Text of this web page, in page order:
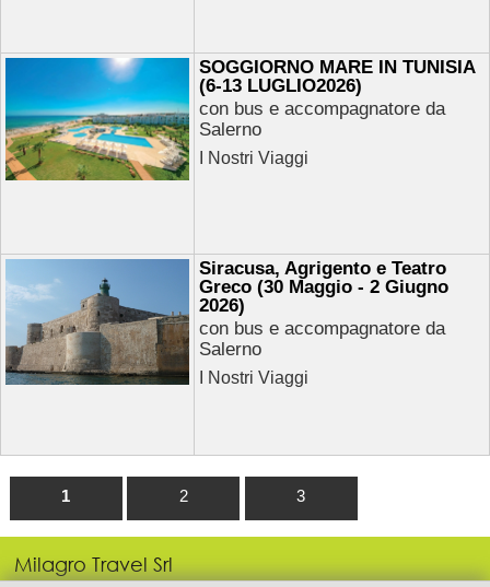
SOGGIORNO MARE IN TUNISIA
(6-13 LUGLIO2026)
con bus e accompagnatore da
Salerno
I Nostri Viaggi
Siracusa, Agrigento e Teatro
Greco (30 Maggio - 2 Giugno
2026)
con bus e accompagnatore da
Salerno
I Nostri Viaggi
1 2 3
Milagro Travel Srl